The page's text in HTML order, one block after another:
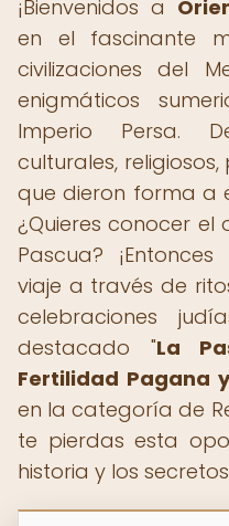
¡Bienvenidos a
en el fascinante
civilizaciones del
enigmáticos
Imperio Persa.
culturales,
que dieron forma a
¿Quieres conocer el
Pascua?
viaje a través de
celebraciones
destacado "La
Fertilidad Pagana
en la categoría de
te pierdas esta
historia y los